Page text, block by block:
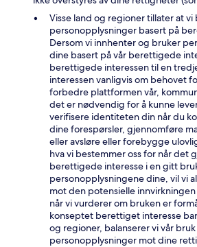
Visse land og regioner tillater at vi
personopplysninger basert på
Dersom vi innhenter og bruker
dine basert på vår berettigede
berettigede interessen til en
interessen vanligvis om behovet
forbedre plattformen vår,
det er nødvendig for å kunne
verifisere identiteten din når du
dine forespørsler, gjennomføre
eller avsløre eller forebygge
hva vi bestemmer oss for når det
berettigede interesse i en gitt
personopplysningene dine, vil vi
mot den potensielle
når vi vurderer om bruken er
konseptet berettiget interesse
og regioner, balanserer vi vår
personopplysninger mot dine